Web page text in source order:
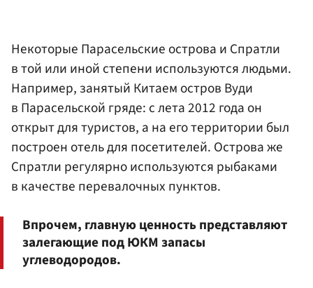
Некоторые Парасельские острова и Спратли
в той или иной степени используются людьми.
Например, занятый Китаем остров Вуди
в Парасельской гряде: с лета 2012 года он
открыт для туристов, а на его территории был
построен отель для посетителей. Острова же
Спратли регулярно используются рыбаками
в качестве перевалочных пунктов.
Впрочем, главную ценность представляют
залегающие под ЮКМ запасы
углеводородов.